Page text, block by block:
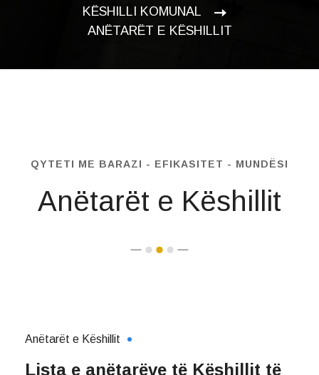
KËSHILLI KOMUNAL
ANËTARËT E KËSHILLIT
QYTETI ME BARAZI - EFIKASITET - MUNDËSI
Anëtarët e Këshillit
Anëtarët e Këshillit
Lista e anëtarëve të Këshillit të